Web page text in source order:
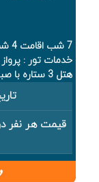
7 شب اقامت 4 شب بالی + 3شب کوآلالامپور
خدمات تور : پرواز
هتل 3 ستاره با صبحانه، گشت شهری ، بیمه
قیمت هر نفر در